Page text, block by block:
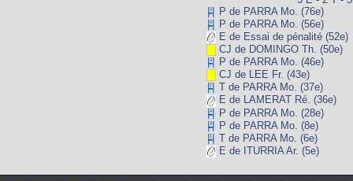
P de PARRA Mo. (76e)
P de PARRA Mo. (56e)
E de Essai de pénalité (52e)
CJ de DOMINGO Th. (50e)
P de PARRA Mo. (46e)
CJ de LEE Fr. (43e)
T de PARRA Mo. (37e)
E de LAMERAT Ré. (36e)
P de PARRA Mo. (28e)
P de PARRA Mo. (8e)
T de PARRA Mo. (6e)
E de ITURRIA Ar. (5e)